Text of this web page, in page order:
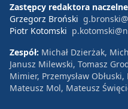
Zastępcy redaktora
Grzegorz Broński
Piotr Kotomski
Zespół: Michał Dzierżak,
Janusz Milewski, Tomasz
Mimier, Przemysław
Mateusz Mol, Mateusz